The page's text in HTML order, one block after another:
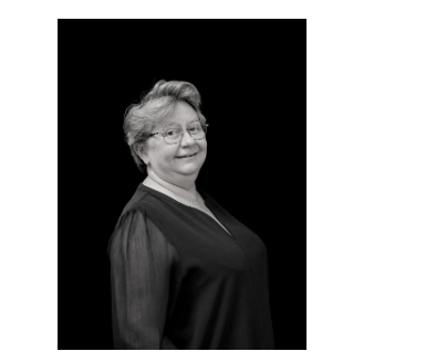
Fabienne ROSSE
Partenaire Mobilité - Taxis Services
Site entreprise